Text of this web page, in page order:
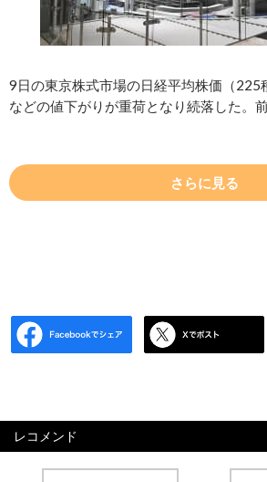
9日の東京株式市場の日経平均株価（225
などの値下がりが重荷となり続落した。
さらに見る
レコメンド